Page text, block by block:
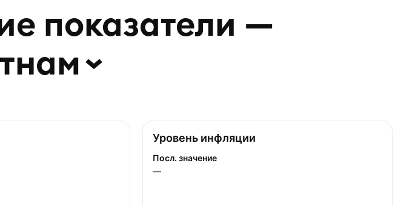
показатели —
Уровень инфляции
Посл. значение
—